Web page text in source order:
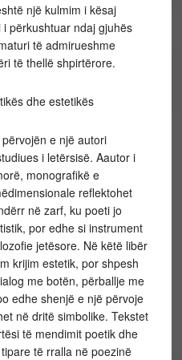
një kulmim i kësaj
përkushtuar ndaj gjuhës
të admirueshme
të thellë shpirtërore.
dhe estetikës
e një autori
i letërsisë. Aautor i
monografikë e
reflektohet
në zarf, ku poeti jo
por edhe si instrument
jetësore. Në këtë libër
krijim estetik, por shpesh
me botën, përballje me
edhe shenjë e një përvoje
në dritë simbolike. Tekstet
të mendimit poetik dhe
të rralla në poezinë